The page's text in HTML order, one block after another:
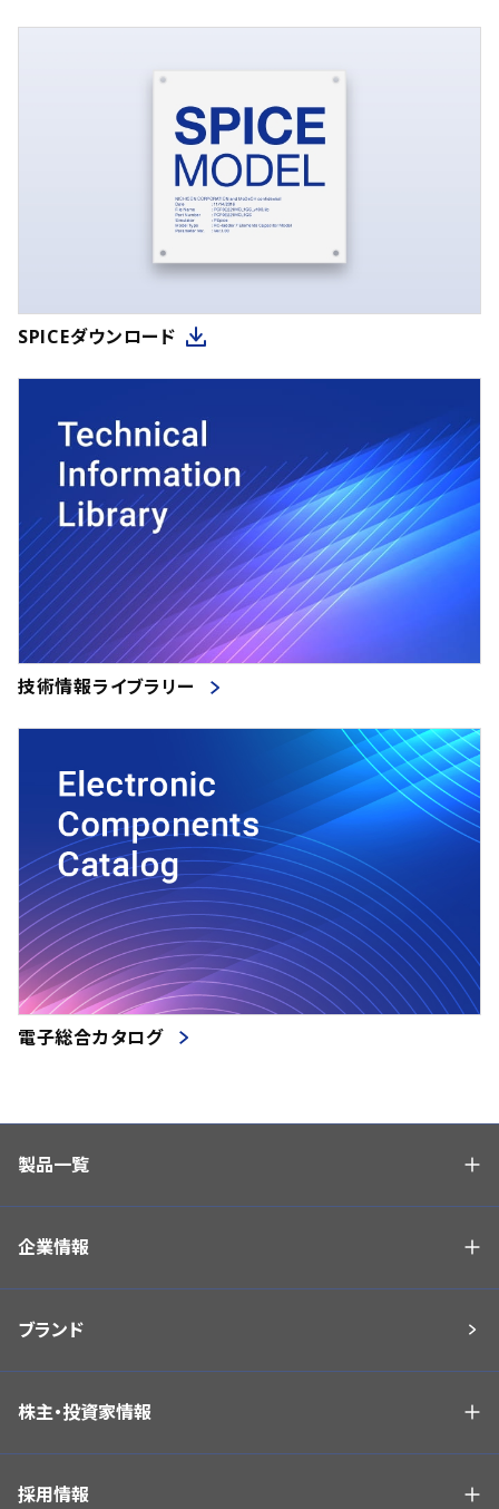
SPICEダウンロード
技術情報ライブラリー
電子総合カタログ
製品一覧
企業情報
ブランド
株主・投資家情報
採用情報